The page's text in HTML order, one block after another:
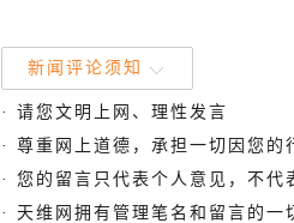
新闻评论须知
· 请您文明上网、理性发言
· 尊重网上道德，承担一切因您
· 您的留言只代表个人意见，不代
· 天维网拥有管理笔名和留言的一